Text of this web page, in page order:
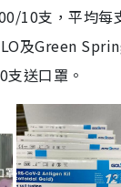
10支，平均每
及Green
送口罩。